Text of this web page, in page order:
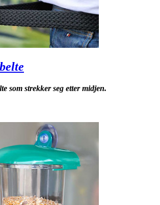
som strekker seg etter midjen.